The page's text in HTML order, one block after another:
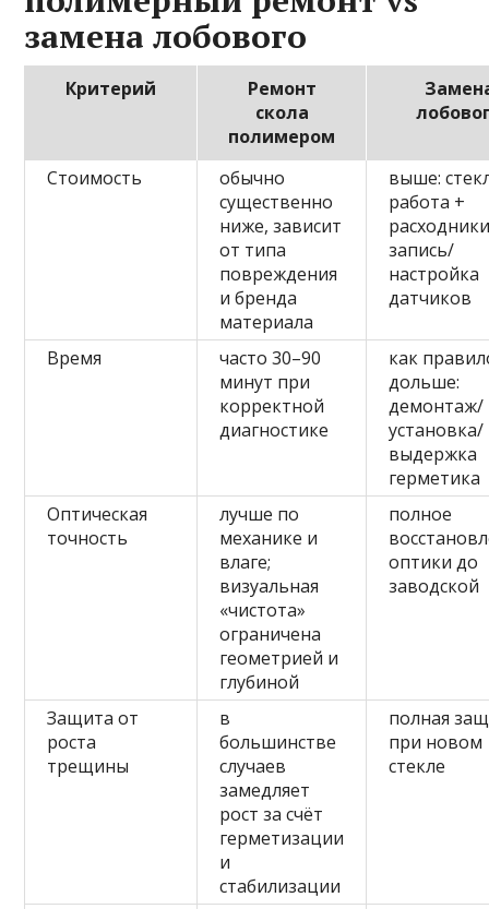
замена лобового
Критерий
Ремонт
скола
полимером
Стоимость
обычно
существенно
ниже, зависит
от типа
повреждения
и бренда
материала
выше:
работа +
запись/
настройка
датчиков
Время
часто 30–90
минут при
корректной
диагностике
как
дольше:
демонтаж/
установка/
выдержка
герметика
Оптическая
точность
лучше по
механике и
влаге;
визуальная
«чистота»
ограничена
геометрией и
глубиной
полное
оптики до
заводской
Защита от
роста
трещины
в
большинстве
случаев
замедляет
рост за счёт
герметизации
и
стабилизации
полная
при новом
стекле